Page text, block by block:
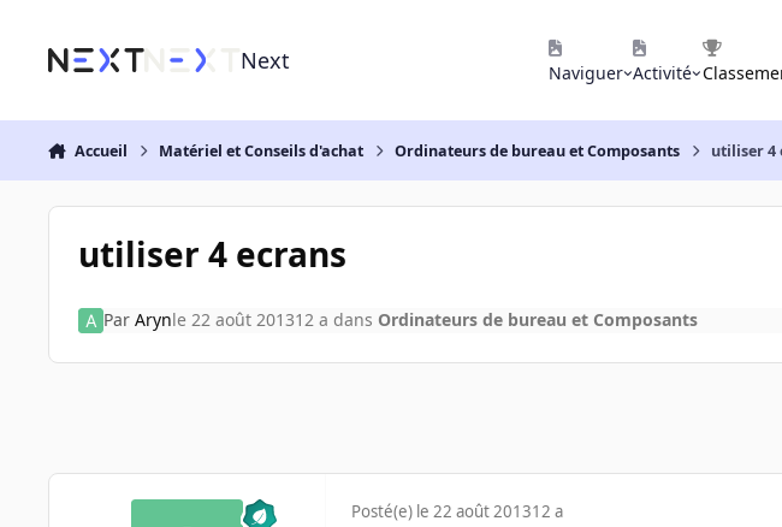
Next Naviguer Activité
Accueil Matériel et Conseils d'achat Ordinateurs de bureau et Composants utiliser 4
utiliser 4 ecrans
Par Arynle 22 août 201312 a dans Ordinateurs de bureau et Composants
Posté(e) le 22 août 201312 a